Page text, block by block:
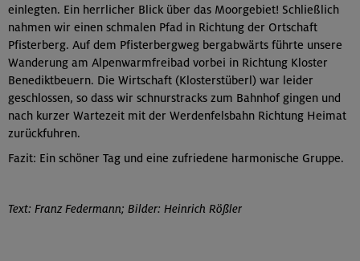
einlegten. Ein herrlicher Blick über das Moorgebiet! Schließlich
nahmen wir einen schmalen Pfad in Richtung der Ortschaft
Pfisterberg. Auf dem Pfisterbergweg bergabwärts führte unsere
Wanderung am Alpenwarmfreibad vorbei in Richtung Kloster
Benediktbeuern. Die Wirtschaft (Klosterstüberl) war leider
geschlossen, so dass wir schnurstracks zum Bahnhof gingen und
nach kurzer Wartezeit mit der Werdenfelsbahn Richtung Heimat
zurückfuhren.
Fazit: Ein schöner Tag und eine zufriedene harmonische Gruppe.
Text: Franz Federmann; Bilder: Heinrich Rößler